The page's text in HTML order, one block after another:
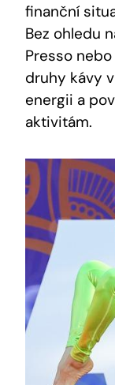
finanční
Bez ohledu
Presso
druhy kávy
energii a
aktivitám.